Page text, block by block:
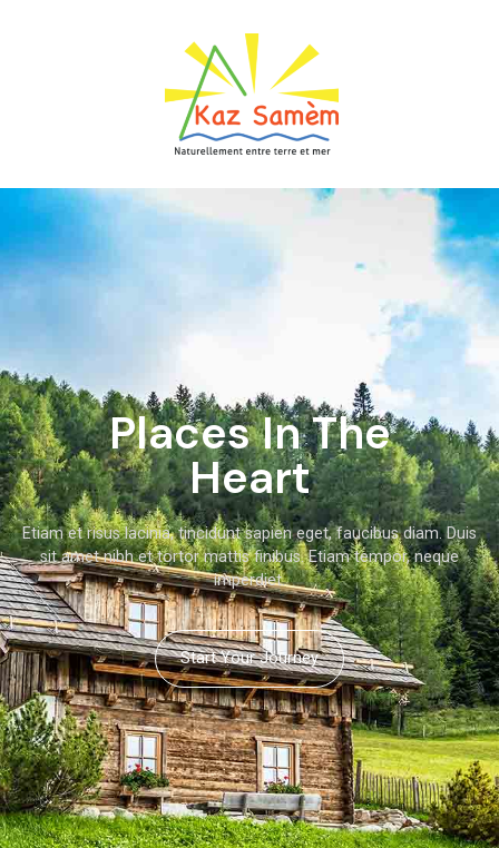
Places In The
Heart
Etiam et risus lacinia, tincidunt sapien eget, faucibus diam. Duis
sit amet nibh et tortor mattis finibus. Etiam tempor, neque
imperdiet.
Start Your Journey